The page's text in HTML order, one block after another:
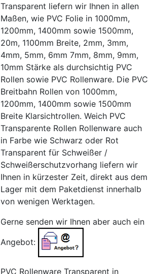
Transparent liefern wir Ihnen in allen
Maßen, wie PVC Folie in 1000mm,
1200mm, 1400mm sowie 1500mm,
20m, 1100mm Breite, 2mm, 3mm,
4mm, 5mm, 6mm 7mm, 8mm, 9mm,
10mm Stärke als durchsichtig PVC
Rollen sowie PVC Rollenware. Die PVC
Breitbahn Rollen von 1000mm,
1200mm, 1400mm sowie 1500mm
Breite Klarsichtrollen. Weich PVC
Transparente Rollen Rollenware auch
in Farbe wie Schwarz oder Rot
Transparent für Schweißer /
Schweißerschutzvorhang liefern wir
Ihnen in kürzester Zeit, direkt aus dem
Lager mit dem Paketdienst innerhalb
von wenigen Werktagen.
Gerne senden wir Ihnen aber auch ein
Angebot:
PVC Rollenware Transparent in